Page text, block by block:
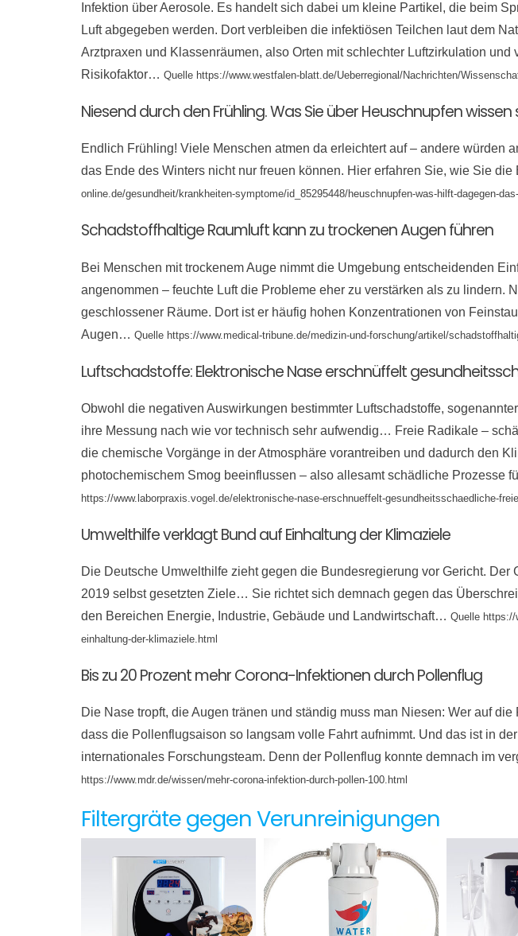
Infektion über Aerosole. Es handelt sich dabei um kleine Partikel, die beim
Luft abgegeben werden. Dort verbleiben die infektiösen Teilchen laut dem
Arztpraxen und Klassenräumen, also Orten mit schlechter Luftzirkulation
Risikofaktor… Quelle https://www.westfalen-blatt.de/Ueberregional/Nachrichten/
Niesend durch den Frühling. Was Sie über Heuschnupfen wissen
Endlich Frühling! Viele Menschen atmen da erleichtert auf – andere würden
das Ende des Winters nicht nur freuen können. Hier erfahren Sie, wie Sie
online.de/gesundheit/krankheiten-symptome/id_85295448/heuschnupfen-was-hilft-dagegen-
Schadstoffhaltige Raumluft kann zu trockenen Augen führen
Bei Menschen mit trockenem Auge nimmt die Umgebung entscheidenden
angenommen – feuchte Luft die Probleme eher zu verstärken als zu
geschlossener Räume. Dort ist er häufig hohen Konzentrationen von
Augen… Quelle https://www.medical-tribune.de/medizin-und-forschung/artikel/
Luftschadstoffe: Elektronische Nase erschnüffelt
Obwohl die negativen Auswirkungen bestimmter Luftschadstoffe,
ihre Messung nach wie vor technisch sehr aufwendig… Freie Radikale –
die chemische Vorgänge in der Atmosphäre vorantreiben und dadurch den
photochemischem Smog beeinflussen – also allesamt schädliche Prozesse
https://www.laborpraxis.vogel.de/elektronische-nase-erschnueffelt-gesundheitsschaedliche-
Umwelthilfe verklagt Bund auf Einhaltung der Klimaziele
Die Deutsche Umwelthilfe zieht gegen die Bundesregierung vor Gericht.
2019 selbst gesetzten Ziele… Sie richtet sich demnach gegen das
den Bereichen Energie, Industrie, Gebäude und Landwirtschaft… Quelle https://
einhaltung-der-klimaziele.html
Bis zu 20 Prozent mehr Corona-Infektionen durch Pollenflug
Die Nase tropft, die Augen tränen und ständig muss man Niesen: Wer auf
dass die Pollenflugsaison so langsam volle Fahrt aufnimmt. Und das ist in
internationales Forschungsteam. Denn der Pollenflug konnte demnach im
https://www.mdr.de/wissen/mehr-corona-infektion-durch-pollen-100.html
Filtergräte gegen Verunreinigungen